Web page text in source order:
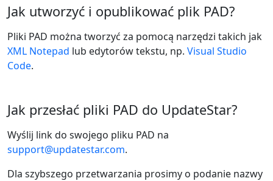
Jak utworzyć i opublikować plik PAD?
Pliki PAD można tworzyć za pomocą narzędzi takich jak
XML Notepad lub edytorów tekstu, np. Visual Studio
Code.
Jak przesłać pliki PAD do UpdateStar?
Wyślij link do swojego pliku PAD na
support@updatestar.com.
Dla szybszego przetwarzania prosimy o podanie nazwy